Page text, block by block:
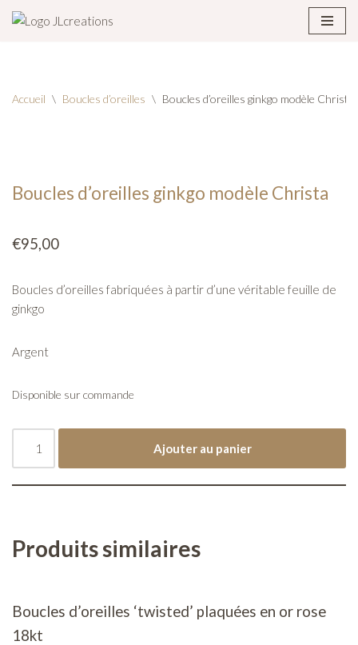
Accueil \ Boucles d’oreilles \ Boucles d’oreilles ginkgo modèle Christa
Boucles d’oreilles ginkgo modèle Christa
€95,00
Boucles d’oreilles fabriquées à partir d’une véritable feuille de
ginkgo
Argent
Disponible sur commande
Ajouter au panier
Produits similaires
Boucles d’oreilles ‘twisted’ plaquées en or rose
18kt